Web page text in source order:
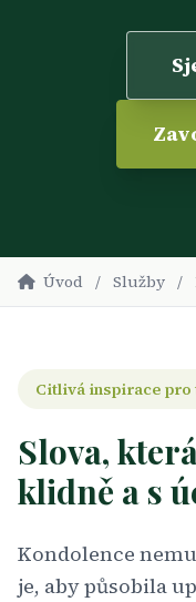
Úvod / Služby /
Citlivá inspirace pro
Slova,
klidně a s
Kondolence
je, aby působila